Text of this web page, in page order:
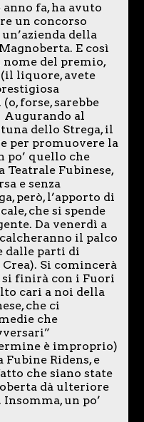
fa, ha avuto
un concorso
della
E così
del premio,
liquore, avete
forse, sarebbe
al
dello Strega, il
per promuovere la
po’ quello che
Teatrale Fubinese,
e senza
però, l’apporto di
che si spende
Da venerdì a
il palco
dalle parti di
Si comincerà
si finirà con i Fuori
cari a noi della
che ci
che
è improprio)
Fubine Ridens, e
che siano state
dà ulteriore
un po’